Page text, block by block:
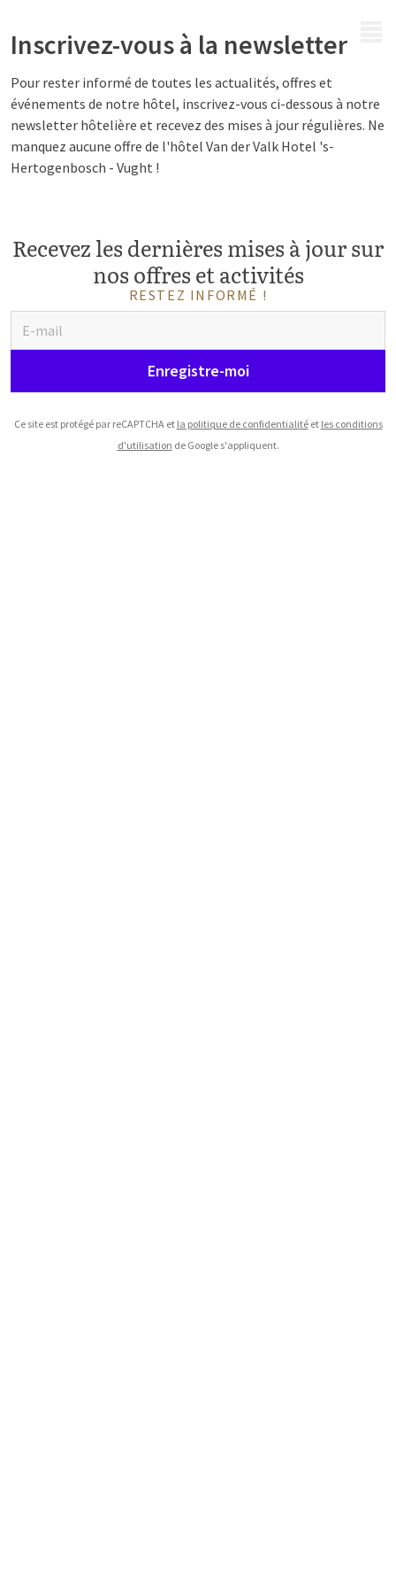
Inscrivez-vous à la newsletter
Pour rester informé de toutes les actualités, offres et
événements de notre hôtel, inscrivez-vous ci-dessous à notre
newsletter hôtelière et recevez des mises à jour régulières. Ne
manquez aucune offre de l'hôtel Van der Valk Hotel 's-
Hertogenbosch - Vught !
Recevez les dernières mises à jour sur
nos offres et activités
RESTEZ INFORMÉ !
Enregistre-moi
Ce site est protégé par reCAPTCHA et la politique de confidentialitéet les conditions
d'utilisation de Google s'appliquent.